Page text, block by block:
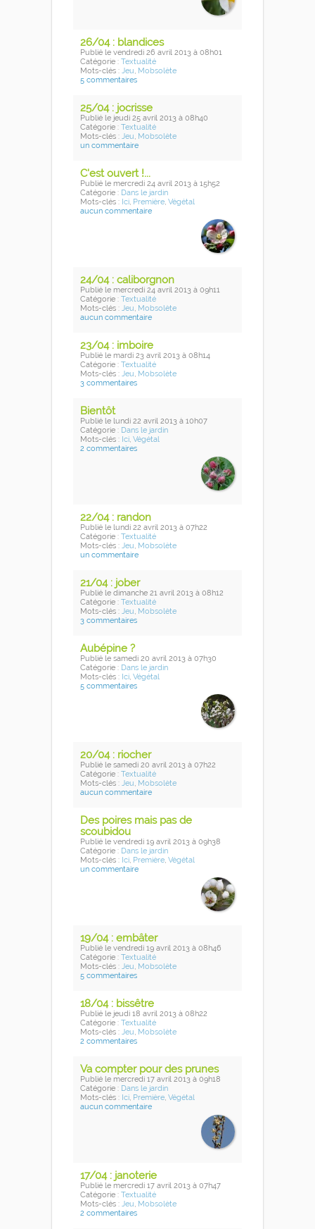
26/04 : blandices
Publié le vendredi 26 avril 2013 à 08h01
Catégorie : Textualité
Mots-clés : Jeu, Mobsolète
5 commentaires
25/04 : jocrisse
Publié le jeudi 25 avril 2013 à 08h40
Catégorie : Textualité
Mots-clés : Jeu, Mobsolète
un commentaire
C'est ouvert !...
Publié le mercredi 24 avril 2013 à 15h52
Catégorie : Dans le jardin
Mots-clés : Ici, Première, Végétal
aucun commentaire
24/04 : caliborgnon
Publié le mercredi 24 avril 2013 à 09h11
Catégorie : Textualité
Mots-clés : Jeu, Mobsolète
aucun commentaire
23/04 : imboire
Publié le mardi 23 avril 2013 à 08h14
Catégorie : Textualité
Mots-clés : Jeu, Mobsolète
3 commentaires
Bientôt
Publié le lundi 22 avril 2013 à 10h07
Catégorie : Dans le jardin
Mots-clés : Ici, Végétal
2 commentaires
22/04 : randon
Publié le lundi 22 avril 2013 à 07h22
Catégorie : Textualité
Mots-clés : Jeu, Mobsolète
un commentaire
21/04 : jober
Publié le dimanche 21 avril 2013 à 08h12
Catégorie : Textualité
Mots-clés : Jeu, Mobsolète
3 commentaires
Aubépine ?
Publié le samedi 20 avril 2013 à 07h30
Catégorie : Dans le jardin
Mots-clés : Ici, Végétal
5 commentaires
20/04 : riocher
Publié le samedi 20 avril 2013 à 07h22
Catégorie : Textualité
Mots-clés : Jeu, Mobsolète
aucun commentaire
Des poires mais pas de
scoubidou
Publié le vendredi 19 avril 2013 à 09h38
Catégorie : Dans le jardin
Mots-clés : Ici, Première, Végétal
un commentaire
19/04 : embâter
Publié le vendredi 19 avril 2013 à 08h46
Catégorie : Textualité
Mots-clés : Jeu, Mobsolète
5 commentaires
18/04 : bissêtre
Publié le jeudi 18 avril 2013 à 08h22
Catégorie : Textualité
Mots-clés : Jeu, Mobsolète
2 commentaires
Va compter pour des prunes
Publié le mercredi 17 avril 2013 à 09h18
Catégorie : Dans le jardin
Mots-clés : Ici, Première, Végétal
aucun commentaire
17/04 : janoterie
Publié le mercredi 17 avril 2013 à 07h47
Catégorie : Textualité
Mots-clés : Jeu, Mobsolète
2 commentaires